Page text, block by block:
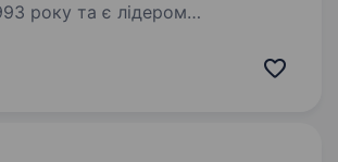
року та є лідером
підприємств України.